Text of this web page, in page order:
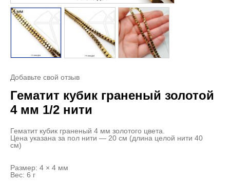
Добавьте свой отзыв
Гематит кубик граненый золотой
4 мм 1/2 нити
Гематит кубик граненый 4 мм золотого цвета.
Цена указана за пол нити — 20 см (длина целой нити 40
см)
Размер: 4 × 4 мм
Вес: 6 г